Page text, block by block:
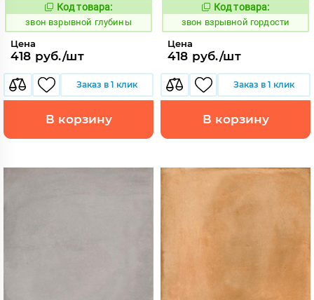
454892
Код товара:
звон взрывной глубины
Цена
418 руб./шт
Заказ в 1 клик
В корзину
454893
Код товара:
звон взрывной гордости
Цена
418 руб./шт
Заказ в 1 клик
В корзину